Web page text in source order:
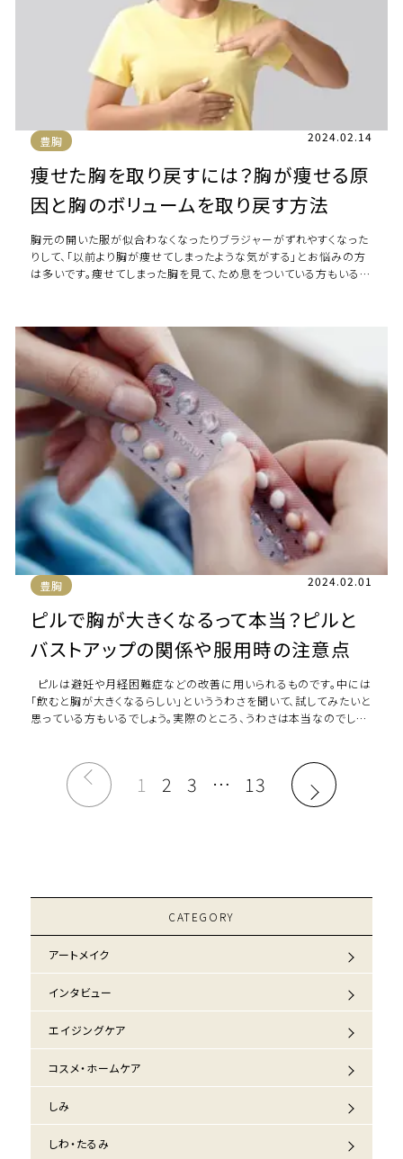
豊胸 2024.02.14
痩せた胸を取り戻すには？胸が痩せる原
因と胸のボリュームを取り戻す方法
胸元の開いた服が似合わなくなったりブラジャーがずれやすくなった
りして、「以前より胸が痩せてしまったような気がする」とお悩みの方
は多いです。痩せてしまった胸を見て、ため息をついている方もいるで
豊胸 2024.02.01
ピルで胸が大きくなるって本当？ピルと
バストアップの関係や服用時の注意点
ピルは避妊や月経困難症などの改善に用いられるものです。中には
「飲むと胸が大きくなるらしい」といううわさを聞いて、試してみたいと
思っている方もいるでしょう。実際のところ、うわさは本当なのでしょ
1 2 3 … 13
CATEGORY
アートメイク
インタビュー
エイジングケア
コスメ・ホームケア
しみ
しわ・たるみ